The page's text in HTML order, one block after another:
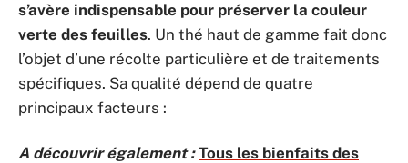
s’avère indispensable pour préserver la couleur
verte des feuilles. Un thé haut de gamme fait donc
l’objet d’une récolte particulière et de traitements
spécifiques. Sa qualité dépend de quatre
principaux facteurs :
A découvrir également : Tous les bienfaits des